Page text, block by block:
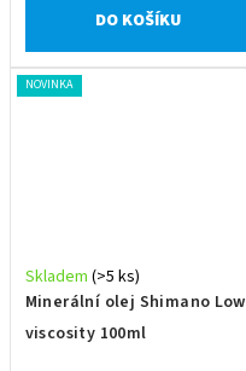
DO KOŠÍKU
NOVINKA
Minerální olej Shimano Low
viscosity 100ml
Skladem (>5 ks)